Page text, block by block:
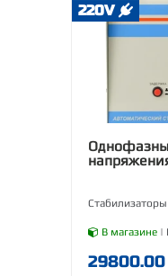
220V
В магазине |
29800.00